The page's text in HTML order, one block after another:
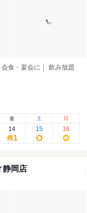
食・宴会に｜ 飲み放題
金
14
残1
土
15
日
16
静岡店